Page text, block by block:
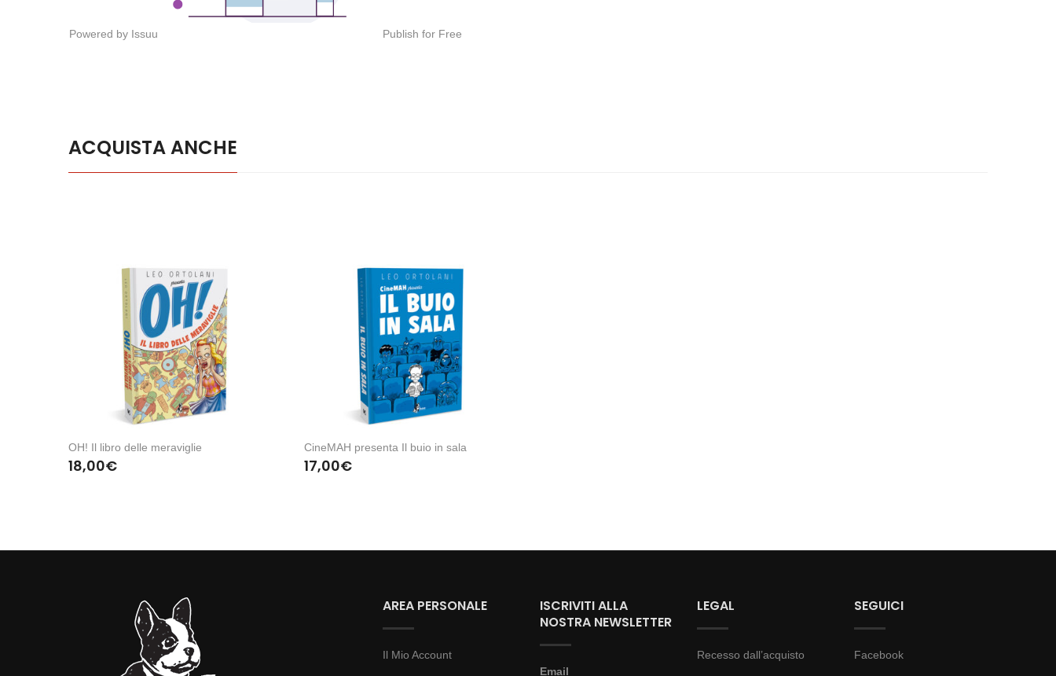
Powered by Issuu Publish for Free
ACQUISTA ANCHE
OH! Il libro delle meraviglie
18,00€
CineMAH presenta Il buio in sala
17,00€
AREA PERSONALE
Il Mio Account
ISCRIVITI ALLA
NOSTRA NEWSLETTER
Email
LEGAL
Recesso dall’acquisto
SEGUICI
Facebook